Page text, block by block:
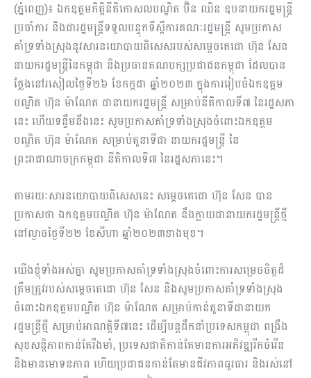
(ភ្នំពេញ)៖ ឯកឧត្តមកិត្តិនីតិកោសលបណ្ឌិត ប៊ិន ឈិន ឧបនាយករដ្ឋមន្ត្រី
ប្រចាំការ និងជារដ្ឋមន្ត្រីទទួលបន្ទុកទីស្តីការគណៈរដ្ឋមន្ត្រី សូមប្រកាស
គាំទ្រទាំងស្រុងនូវសារនយោបាយពិសេសរបស់សម្តេចតេជោ ហ៊ុន សែន
នាយករដ្ឋមន្ត្រីនៃកម្ពុជា និងប្រធានគណបក្សប្រជាជនកម្ពុជា ដែលបាន
ថ្លែងនៅរសៀលថ្ងៃទី២៦ ខែកក្កដា ឆ្នាំ២០២៣ ក្នុងការរៀបចំឯកឧត្តម
បណ្ឌិត ហ៊ុន ម៉ាណែត ជានាយករដ្ឋមន្រ្តី សម្រាប់នីតិកាលទី៧ នៃរដ្ឋសភា
នេះ ហើយទន្ទឹមនឹងនេះ សូមប្រកាសគាំទ្រទាំងស្រុងចំពោះឯកឧត្តម
បណ្ឌិត ហ៊ុន ម៉ាណែត សម្រាប់តួនាទីជា នាយករដ្ឋមន្រ្តី នៃ
ព្រះរាជាណាចក្រកម្ពុជា នីតិកាលទី៧ នៃរដ្ឋសភានេះ។
តាមរយៈសារនយោបាយពិសេសនេះ សម្តេចតេជោ ហ៊ុន សែន បាន
ប្រកាសថា ឯកឧត្តមបណ្ឌិត ហ៊ុន ម៉ាណែត នឹងក្លាយជានាយករដ្ឋមន្ត្រីថ្មី
នៅល្ងាចថ្ងៃទី២២ ខែសីហា ឆ្នាំ២០២៣ខាងមុខ។
យើងខ្ញុំទាំងអស់គ្នា សូមប្រកាសគាំទ្រទាំងស្រុងចំពោះការសម្រេចចិត្តដ៏
ត្រឹមត្រូវរបស់សម្តេចតេជោ ហ៊ុន សែន និងសូមប្រកាសគាំទ្រទាំងស្រុង
ចំពោះឯកឧត្តមបណ្ឌិត ហ៊ុន ម៉ាណែត សម្រាប់កាន់តួនាទីជានាយក
រដ្ឋមន្រ្តីថ្មី សម្រាប់អាណត្តិទី៧នេះ ដើម្បីបន្តដឹកនាំប្រទេសកម្ពុជា ពង្រឹង
សុខសន្តិភាពកាន់តែរឹងមាំ, ប្រទេសជាតិកាន់តែមានការអភិវឌ្ឍរីកចំរើន
និងមានមោទនភាព ហើយប្រជាជនកាន់តែមានជីវភាពធូរធារ និងរស់នៅ